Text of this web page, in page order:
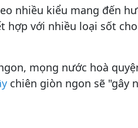
nhiều kiểu mang đến
hợp với nhiều loại sốt
mọng nước hoà
chiên giòn ngon sẽ "gây